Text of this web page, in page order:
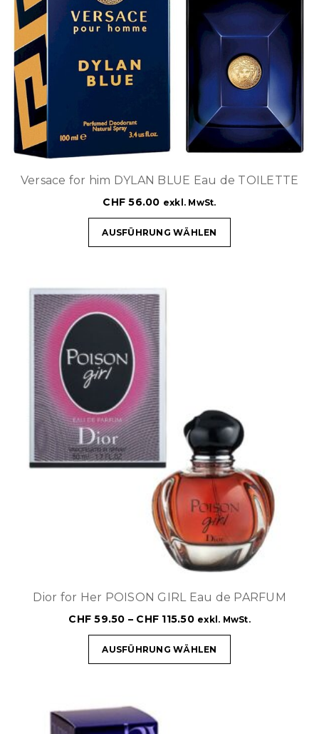
Versace for him DYLAN BLUE Eau de TOILETTE
CHF 56.00 exkl. MwSt.
AUSFÜHRUNG WÄHLEN
Dior for Her POISON GIRL Eau de PARFUM
CHF 59.50 – CHF 115.50 exkl. MwSt.
AUSFÜHRUNG WÄHLEN